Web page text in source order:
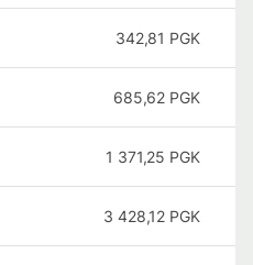
342,81 PGK
685,62 PGK
1 371,25 PGK
3 428,12 PGK